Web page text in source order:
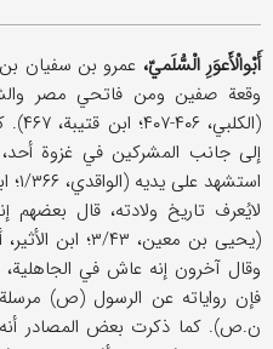
أَبْوالْأَعوَرِ الْسُّلَميّ، عمرو بن سفیان
وقعة صفین ومن فاتحي مصر
إلی جانب المشرکین في غزوة
استشهد علی یدیه (الواقدي، ۱/۳۶۶؛ ابن سعد، ۲/۶۶، ۳/۵۶۲).
لایُعرف تاریخ ولادته، قال
وقال آخرون إنه عاش في
ن.ص). کما ذکرت بعض المصادر أنه